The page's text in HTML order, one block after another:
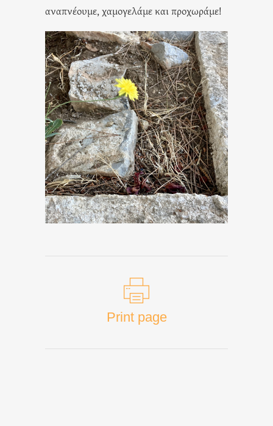
αναπνέουμε, χαμογελάμε και προχωράμε!
Print page